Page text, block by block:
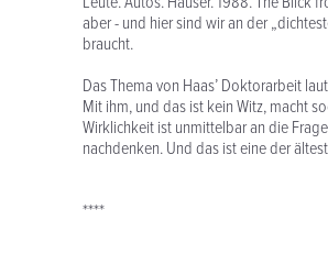
aber - und hier sind wir an der
braucht.
Das Thema von Haas’ Doktorarbeit
Mit ihm, und das ist kein Witz, macht
Wirklichkeit ist unmittelbar an die
nachdenken. Und das ist eine der
****